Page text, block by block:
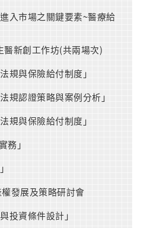
入市場之關鍵要素~醫療給
新創工作坊(共兩場次)
規與保險給付制度」
規認證策略與案例分析」
規與保險給付制度」
務」
發展及策略研討會
投資條件設計」